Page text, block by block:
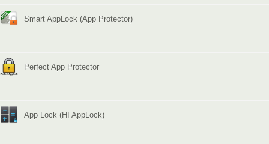
Smart AppLock (App Protector)
Perfect App Protector
App Lock (HI AppLock)